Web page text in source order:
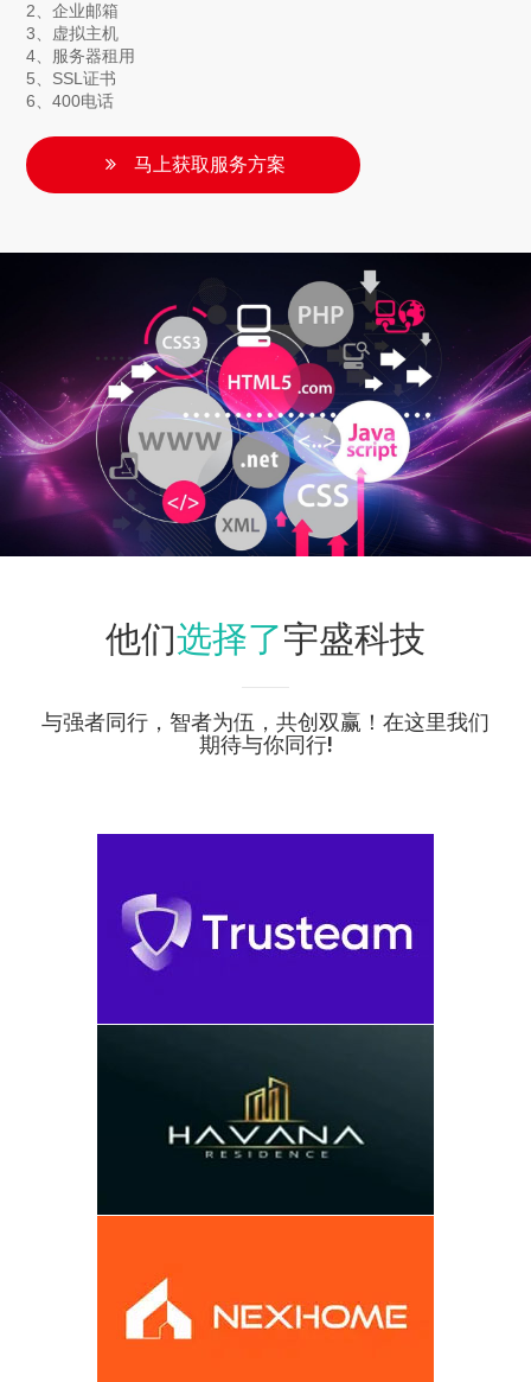
2、企业邮箱
3、虚拟主机
4、服务器租用
5、SSL证书
6、400电话
马上获取服务方案
他们选择了宇盛科技
与强者同行，智者为伍，共创双赢！在这里我们
期待与你同行!